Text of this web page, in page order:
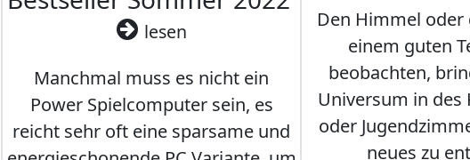
lesen
Manchmal muss es nicht ein
Power Spielcomputer sein, es
reicht sehr oft eine sparsame und
Den Himmel
einem guten
beobachten,
Universum in des
oder
neues zu